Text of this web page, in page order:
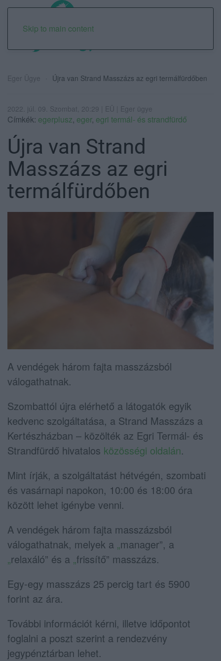
Skip to main content
Eger Ügye Újra van Strand Masszázs az egri termálfürdőben
2022. júl. 09. Szombat, 20:29 | EÜ | Eger ügye
Címkék: egerplusz, eger, egri termál- és strandfürdő
Újra van Strand
Masszázs az egri
termálfürdőben
A vendégek három fajta masszázsból
válogathatnak.
Szombattól újra elérhető a látogatók egyik
kedvenc szolgáltatása, a Strand Masszázs a
Kertészházban – közölték az Egri Termál- és
Strandfürdő hivatalos közösségi oldalán.
Mint írják, a szolgáltatást hétvégén, szombati
és vasárnapi napokon, 10:00 és 18:00 óra
között lehet igénybe venni.
A vendégek három fajta masszázsból
válogathatnak, melyek a „manager”, a
„relaxáló” és a „frissítő” masszázs.
Egy-egy masszázs 25 percig tart és 5900
forint az ára.
További információt kérni, illetve időpontot
foglalni a poszt szerint a rendezvény
jegypénztárban lehet.